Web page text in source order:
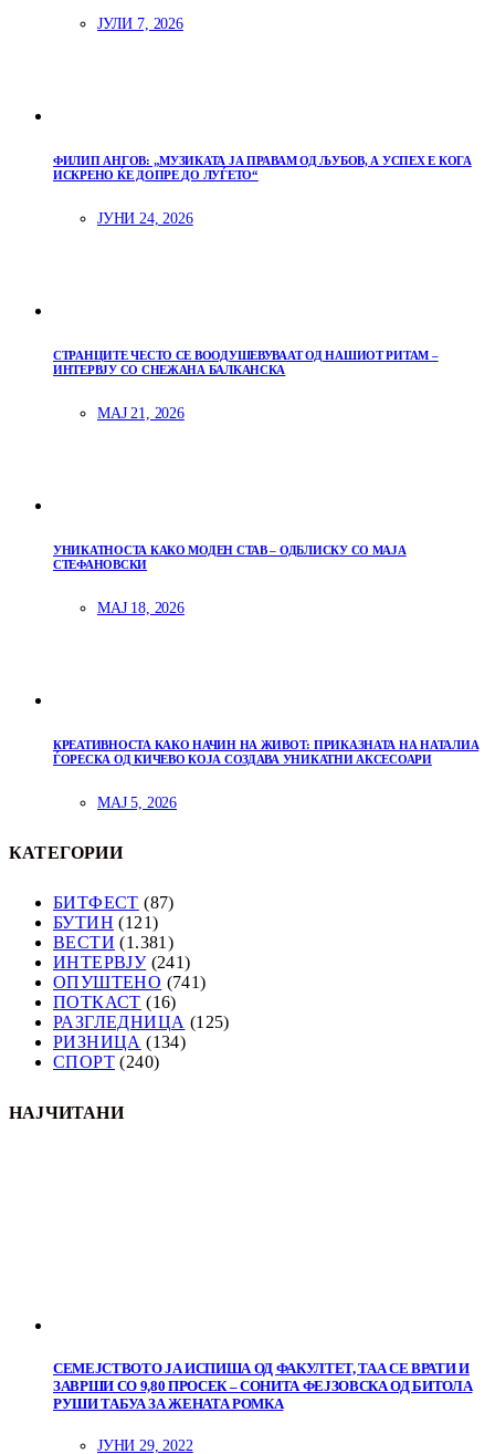
ЈУЛИ 7, 2026
ФИЛИП АНГОВ: „МУЗИКАТА ЈА ПРАВАМ ОД ЉУБОВ, А УСПЕХ Е КОГА
ИСКРЕНО ЌЕ ДОПРЕ ДО ЛУЃЕТО“
ЈУНИ 24, 2026
СТРАНЦИТЕ ЧЕСТО СЕ ВООДУШЕВУВААТ ОД НАШИОТ РИТАМ –
ИНТЕРВЈУ СО СНЕЖАНА БАЛКАНСКА
МАЈ 21, 2026
УНИКАТНОСТА КАКО МОДЕН СТАВ – ОДБЛИСКУ СО МАЈА
СТЕФАНОВСКИ
МАЈ 18, 2026
КРЕАТИВНОСТА КАКО НАЧИН НА ЖИВОТ: ПРИКАЗНАТА НА НАТАЛИА
ЃОРЕСКА ОД КИЧЕВО КОЈА СОЗДАВА УНИКАТНИ АКСЕСОАРИ
МАЈ 5, 2026
КАТЕГОРИИ
БИТФЕСТ (87)
БУТИН (121)
ВЕСТИ (1.381)
ИНТЕРВЈУ(241)
ОПУШТЕНО (741)
ПОТКАСТ (16)
РАЗГЛЕДНИЦА (125)
РИЗНИЦА (134)
СПОРТ (240)
НАЈЧИТАНИ
СЕМЕЈСТВОТО ЈА ИСПИША ОД ФАКУЛТЕТ, ТАА СЕ ВРАТИ И
ЗАВРШИ СО 9,80 ПРОСЕК – СОНИТА ФЕЈЗОВСКА ОД БИТОЛА
РУШИ ТАБУА ЗА ЖЕНАТА РОМКА
ЈУНИ 29, 2022